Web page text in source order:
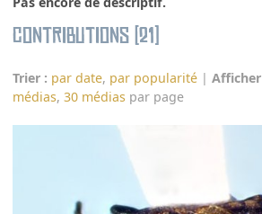
Contributions (21)
Trier : par date, par popularité |Afficher
médias,30 médias par page